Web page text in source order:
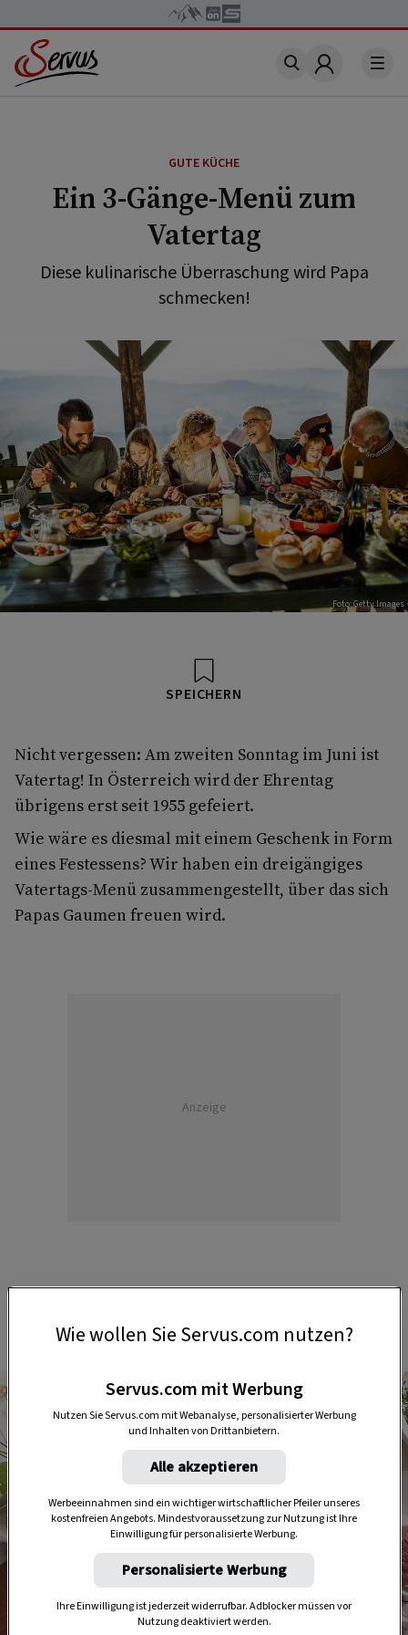
Account
GUTE KÜCHE
Ein 3-Gänge-Menü zum
Vatertag
Diese kulinarische Überraschung wird Papa
schmecken!
Foto: Getty Images
SPEICHERN
Nicht vergessen: Am zweiten Sonntag im Juni ist
Vatertag! In Österreich wird der Ehrentag
übrigens erst seit 1955 gefeiert.
Wie wäre es diesmal mit einem Geschenk in Form
eines Festessens? Wir haben ein dreigängiges
Vatertags-Menü zusammengestellt, über das sich
Papas Gaumen freuen wird.
Anzeige
Vorspeise: Alpines Rinds-Tatar
Wie wollen Sie Servus.com nutzen?
Servus.com mit Werbung
Nutzen Sie Servus.com mit Webanalyse, personalisierter Werbung
und Inhalten von Drittanbietern.
Alle akzeptieren
Werbeeinnahmen sind ein wichtiger wirtschaftlicher Pfeiler unseres
kostenfreien Angebots. Mindestvoraussetzung zur Nutzung ist Ihre
Einwilligung für personalisierte Werbung.
Personalisierte Werbung
Ihre Einwilligung ist jederzeit widerrufbar. Adblocker müssen vor
Nutzung deaktiviert werden.